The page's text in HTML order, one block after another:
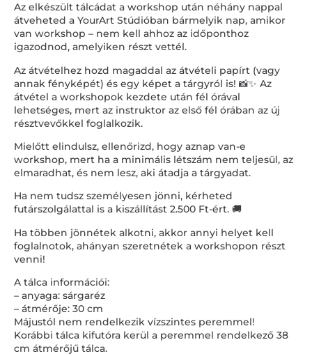
Az elkészült tálcádat a workshop után néhány nappal
átveheted a YourArt Stúdióban bármelyik nap, amikor
van workshop – nem kell ahhoz az időponthoz
igazodnod, amelyiken részt vettél.
Az átvételhez hozd magaddal az átvételi papírt (vagy
annak fényképét) és egy képet a tárgyról is! 📸✨ Az
átvétel a workshopok kezdete után fél órával
lehetséges, mert az instruktor az első fél órában az új
résztvevőkkel foglalkozik.
Mielőtt elindulsz, ellenőrizd, hogy aznap van-e
workshop, mert ha a minimális létszám nem teljesül, az
elmaradhat, és nem lesz, aki átadja a tárgyadat.
Ha nem tudsz személyesen jönni, kérheted
futárszolgálattal is a kiszállítást 2.500 Ft-ért. 🚚
Ha többen jönnétek alkotni, akkor annyi helyet kell
foglalnotok, ahányan szeretnétek a workshopon részt
venni!
A tálca információi:
– anyaga: sárgaréz
– átmérője: 30 cm
Májustól nem rendelkezik vízszintes peremmel!
Korábbi tálca kifutóra kerül a peremmel rendelkező 38
cm átmérőjű tálca.